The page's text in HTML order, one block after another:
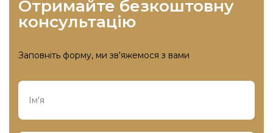
отримайте безкоштовну
консультацію
Заповніть форму, ми зв'яжемося з вами